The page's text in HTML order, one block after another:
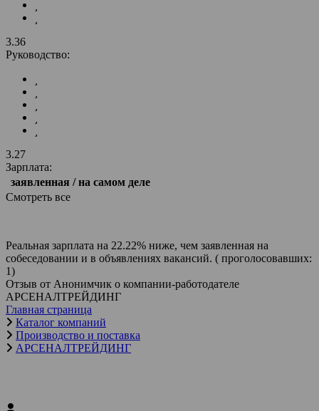
3.36
Руководство:
3.27
Зарплата:
заявленная / на самом деле
Смотреть все
Реальная зарплата на 22.22% ниже, чем заявленная на
собеседовании и в объявлениях вакансий. ( проголосовавших:
1)
Отзыв от Анонимчик о компании-работодателе
АРСЕНАЛТРЕЙДИНГ
Главная страница
Каталог компаний
Производство и поставка
АРСЕНАЛТРЕЙДИНГ